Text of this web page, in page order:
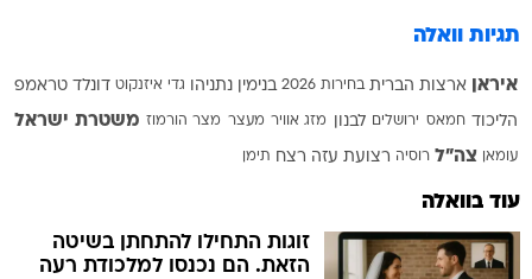
תגיות וואלה
איראן ארצות הברית בחירות 2026 בנימין נתניהו גדי איזנקוט דונלד טראמפ
הליכוד חמאס ירושלים לבנון מזג אוויר מעצר מצר הורמוז משטרת ישראל
עומאן צה"ל רוסיה רצועת עזה רצח תימן
עוד בוואלה
זוגות התחילו להתחתן בשיטה
הזאת. הם נכנסו למלכודת רעה